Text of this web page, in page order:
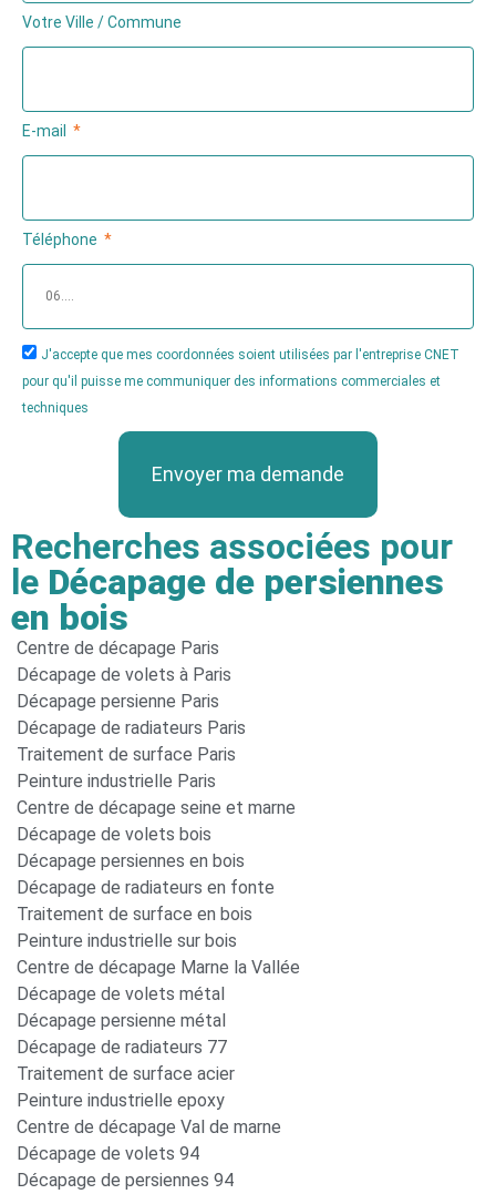
Votre Ville / Commune
E-mail
Téléphone
J'accepte que mes coordonnées soient utilisées par l'entreprise CNET
pour qu'il puisse me communiquer des informations commerciales et
techniques
Envoyer ma demande
Recherches associées pour
le Décapage de persiennes
en bois
Centre de décapage Paris
Décapage de volets à Paris
Décapage persienne Paris
Décapage de radiateurs Paris
Traitement de surface Paris
Peinture industrielle Paris
Centre de décapage seine et marne
Décapage de volets bois
Décapage persiennes en bois
Décapage de radiateurs en fonte
Traitement de surface en bois
Peinture industrielle sur bois
Centre de décapage Marne la Vallée
Décapage de volets métal
Décapage persienne métal
Décapage de radiateurs 77
Traitement de surface acier
Peinture industrielle epoxy
Centre de décapage Val de marne
Décapage de volets 94
Décapage de persiennes 94